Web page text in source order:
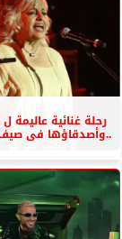
رحلة غنائية عاليمة
..وأصدقاؤها فى صيف